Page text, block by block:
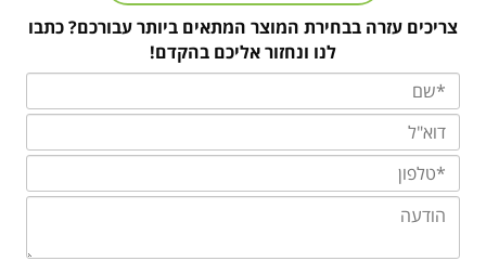
צריכים עזרה בבחירת המוצר המתאים ביותר עבורכם? כתבו
לנו ונחזור אליכם בהקדם!